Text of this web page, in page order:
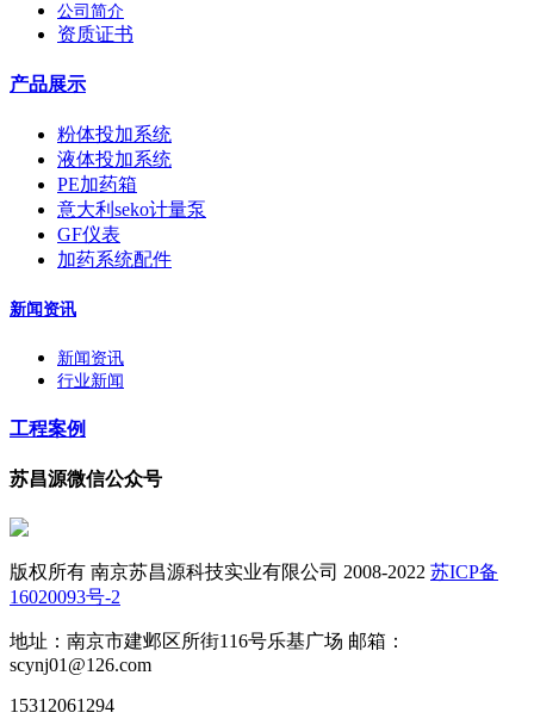
公司简介
资质证书
产品展示
粉体投加系统
液体投加系统
PE加药箱
意大利seko计量泵
GF仪表
加药系统配件
新闻资讯
新闻资讯
行业新闻
工程案例
苏昌源微信公众号
版权所有 南京苏昌源科技实业有限公司 2008-2022 苏ICP备
16020093号-2
地址：南京市建邺区所街116号乐基广场 邮箱：
scynj01@126.com
15312061294